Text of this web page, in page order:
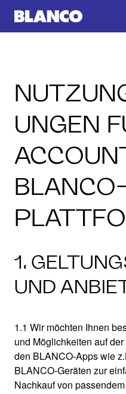
UNGEN
BLANCO-
1.
UND
1.1 Wir möchten Ihnen
und Möglichkeiten auf
den BLANCO-Apps wie
BLANCO-Geräten zur
Nachkauf von